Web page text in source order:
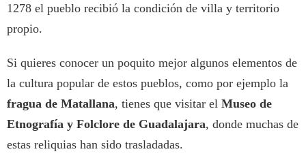
1278 el pueblo recibió la condición de villa y territorio
propio.
Si quieres conocer un poquito mejor algunos elementos de
la cultura popular de estos pueblos, como por ejemplo la
fragua de Matallana, tienes que visitar el Museo de
Etnografía y Folclore de Guadalajara, donde muchas de
estas reliquias han sido trasladadas.